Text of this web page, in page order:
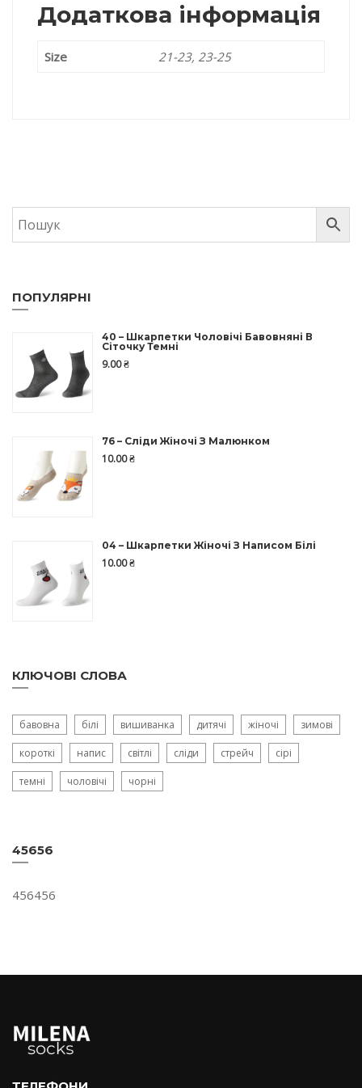
Додаткова інформація
Size 21-23, 23-25
ПОПУЛЯРНІ
40 – Шкарпетки Чоловічі Бавовняні В
Сіточку Темні
9.00₴
76 – Сліди Жіночі З Малюнком
10.00₴
04 – Шкарпетки Жіночі З Написом Білі
10.00₴
КЛЮЧОВІ СЛОВА
бавовна білі вишиванка дитячі жіночі зимові
короткі напис світлі сліди стрейч сірі
темні чоловічі чорні
45656
456456